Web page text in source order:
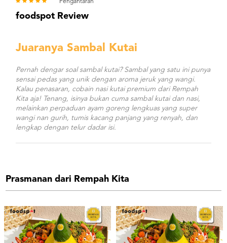
Pengantaran
foodspot Review
Juaranya Sambal Kutai
Pernah dengar soal sambal kutai? Sambal yang satu ini punya
sensai pedas yang unik dengan aroma jeruk yang wangi.
Kalau penasaran, cobain nasi kutai premium dari Rempah
Kita aja! Tenang, isinya bukan cuma sambal kutai dan nasi,
melainkan perpaduan ayam goreng lengkuas yang super
wangi nan gurih, tumis kacang panjang yang renyah, dan
lengkap dengan telur dadar isi.
Prasmanan dari Rempah Kita